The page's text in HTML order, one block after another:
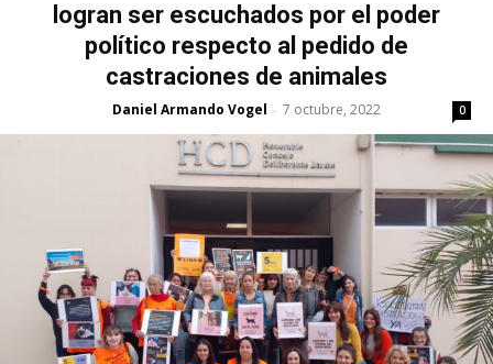
logran ser escuchados por el poder
político respecto al pedido de
castraciones de animales
Daniel Armando Vogel - 7 octubre, 2022 0